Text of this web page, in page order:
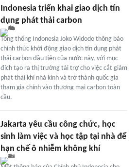
Indonesia triển khai giao dịch tín
dụng phát thải carbon
Tổng thống Indonesia Joko Widodo thông báo
chính thức khởi động giao dịch tín dụng phát
thải carbon đầu tiên của nước này, với mục
đích tạo ra thị trường tài trợ cho việc cắt giảm
phát thải khí nhà kính và trở thành quốc gia
tham gia chính vào thương mại carbon toàn
cầu.
Jakarta yêu cầu công chức, học
sinh làm việc và học tập tại nhà để
hạn chế ô nhiễm không khí